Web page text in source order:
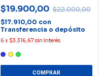
$19.900,00 $22.000,00
$17.910,00 con
Transferencia o depósito
6 x $3.316,67 sin interés
COMPRAR